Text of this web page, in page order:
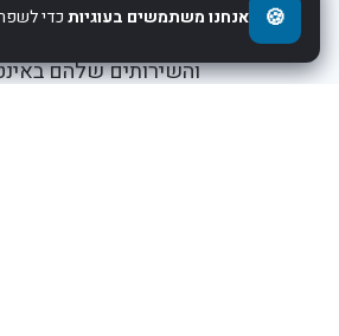
והשירותים שלהם
🍪 אנחנו משתמשים בעוגיותכדי